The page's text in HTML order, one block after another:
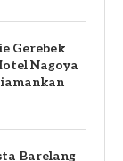
Gerebek
Nagoya
Barelang